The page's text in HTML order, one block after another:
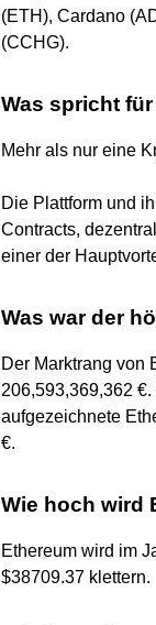
(ETH), Cardano
(CCHG).
Was spricht
Mehr als nur eine
Die Plattform und
Contracts,
einer der
Was war der
Der Marktrang von
206,593,369,362
aufgezeichnete
€.
Wie hoch wird
Ethereum wird im
$38709.37 klettern.